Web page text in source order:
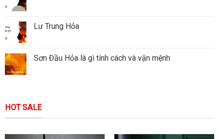
Lư Trung Hỏa
Sơn Đầu Hỏa là gì tính cách và vận mệnh
HOT SALE